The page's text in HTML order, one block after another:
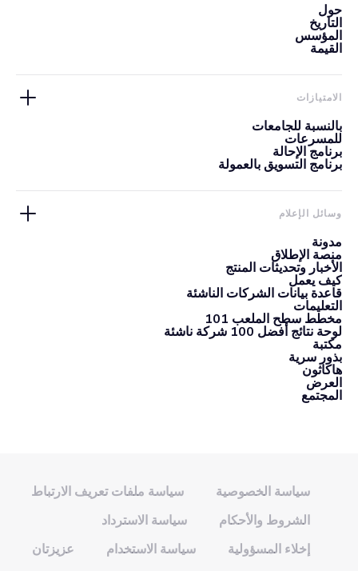
حول
التاريخ
المؤسس
القيمة
الامتيازات
بالنسبة للجامعات
للمسرعات
برنامج الإحالة
برنامج التسويق بالعمولة
وسائل الإعلام
مدونة
منصة الإطلاق
الأخبار وتحديثات المنتج
كيف يعمل
قاعدة بيانات الشركات الناشئة
التعليمات
مخطط سطح الملعب 101
لوحة نتائج أفضل 100 شركة ناشئة
مكتبة
بذور سرية
هاكاثون
العرض
المجتمع
سياسة الخصوصية
سياسة ملفات تعريف الارتباط
الشروط والأحكام
سياسة الاسترداد
إخلاء المسؤولية
سياسة الاستخدام
عزيزتان